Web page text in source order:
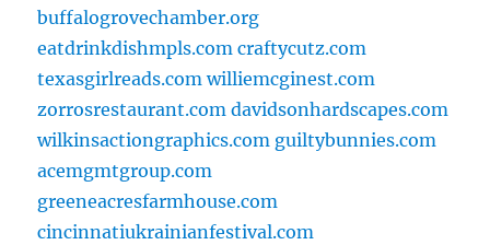
buffalogrovechamber.org
eatdrinkdishmpls.com craftycutz.com
texasgirlreads.com williemcginest.com
zorrosrestaurant.com davidsonhardscapes.com
wilkinsactiongraphics.com guiltybunnies.com
acemgmtgroup.com
greeneacresfarmhouse.com
cincinnatiukrainianfestival.com